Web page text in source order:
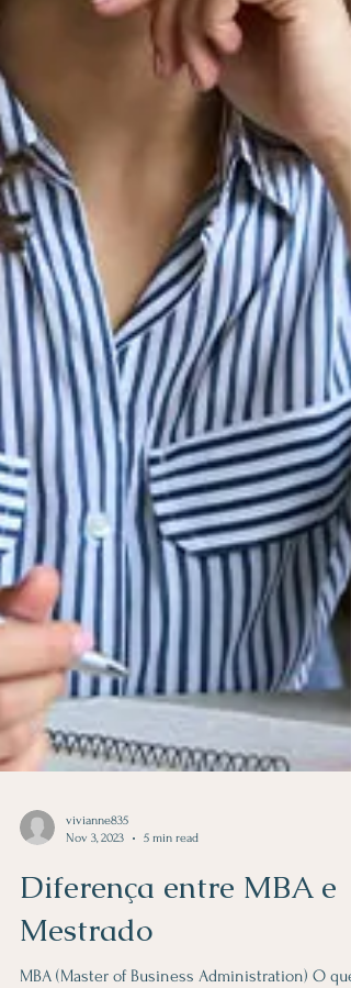
Nov 3, 2023
5 min read
Diferença entre MBA e
Mestrado